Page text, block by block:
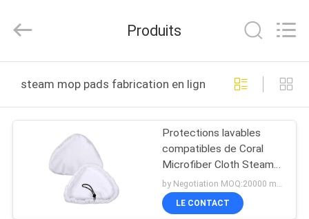
PRODUITS
Developed
Produits
steam mop pads fabrication en ligne
Protections lavables
compatibles de Coral
Microfiber Cloth Steam
Mop
by Negotiation MOQ:20000 morceaux/morceaux
LE CONTACT